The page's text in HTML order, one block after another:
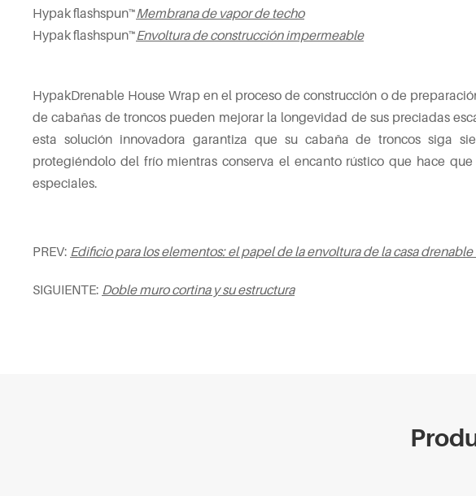
Hypak flashspun™Membrana de vapor de techo
Hypak flashspun™Envoltura de construcción impermeable
HypakDrenable House Wrap en el proceso de construcción o de
de cabañas de troncos pueden mejorar la longevidad de sus preciadas
esta solución innovadora garantiza que su cabaña de troncos siga
protegiéndolo del frío mientras conserva el encanto rústico que hace
especiales.
PREV: Edificio para los elementos: el papel de la envoltura de la casa
SIGUIENTE: Doble muro cortina y su estructura